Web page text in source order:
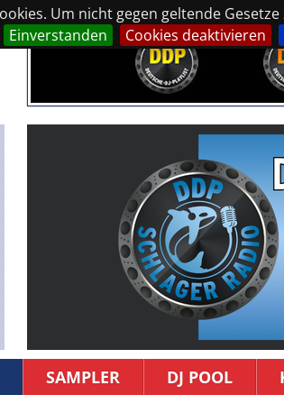
Um nicht gegen geltende
Einverstanden
Cookies deaktivieren
SAMPLER DJ POOL